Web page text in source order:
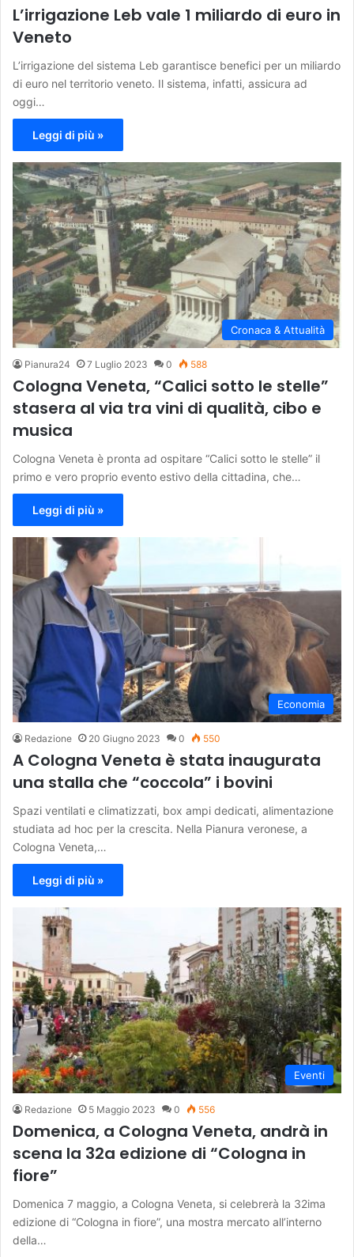
L’irrigazione Leb vale 1 miliardo di euro in
Veneto
L’irrigazione del sistema Leb garantisce benefici per un miliardo
di euro nel territorio veneto. Il sistema, infatti, assicura ad
oggi…
Leggi di più »
Cronaca & Attualità
Pianura24 7 Luglio 2023 0 588
Cologna Veneta, “Calici sotto le stelle”
stasera al via tra vini di qualità, cibo e
musica
Cologna Veneta è pronta ad ospitare “Calici sotto le stelle” il
primo e vero proprio evento estivo della cittadina, che…
Leggi di più »
Economia
Redazione 20 Giugno 2023 0 550
A Cologna Veneta è stata inaugurata
una stalla che “coccola” i bovini
Spazi ventilati e climatizzati, box ampi dedicati, alimentazione
studiata ad hoc per la crescita. Nella Pianura veronese, a
Cologna Veneta,…
Leggi di più »
Eventi
Redazione 5 Maggio 2023 0 556
Domenica, a Cologna Veneta, andrà in
scena la 32a edizione di “Cologna in
fiore”
Domenica 7 maggio, a Cologna Veneta, si celebrerà la 32ima
edizione di “Cologna in fiore”, una mostra mercato all’interno
della…